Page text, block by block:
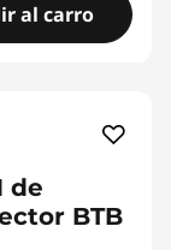
al carro
de
BTB